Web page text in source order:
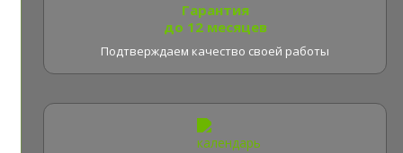
Гарантия
до 12 месяцев
Подтверждаем качество своей работы